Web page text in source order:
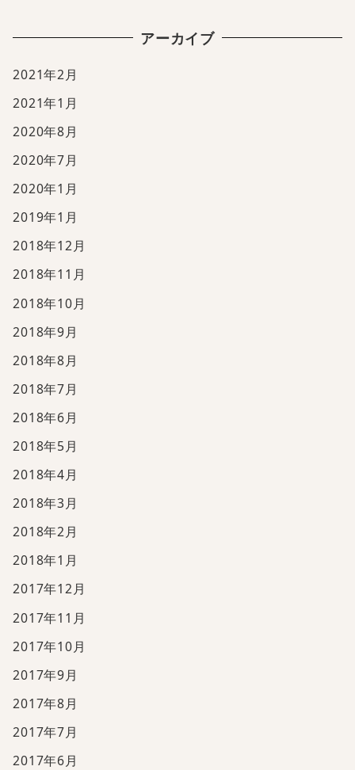
アーカイブ
2021年2月
2021年1月
2020年8月
2020年7月
2020年1月
2019年1月
2018年12月
2018年11月
2018年10月
2018年9月
2018年8月
2018年7月
2018年6月
2018年5月
2018年4月
2018年3月
2018年2月
2018年1月
2017年12月
2017年11月
2017年10月
2017年9月
2017年8月
2017年7月
2017年6月